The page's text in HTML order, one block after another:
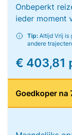
Onbeperkt
ieder moment
Tip: Altijd Vrij is
andere
€ 403,81
Goedkoper na